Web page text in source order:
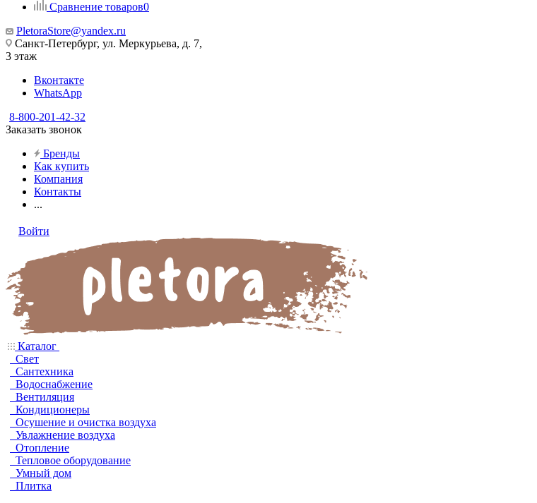
Сравнение товаров0
PletoraStore@yandex.ru
Санкт-Петербург, ул. Меркурьева, д. 7,
3 этаж
Вконтакте
WhatsApp
8-800-201-42-32
Заказать звонок
Бренды
Как купить
Компания
Контакты
...
Войти
Каталог
Свет
Сантехника
Водоснабжение
Вентиляция
Кондиционеры
Осушение и очистка воздуха
Увлажнение воздуха
Отопление
Тепловое оборудование
Умный дом
Плитка